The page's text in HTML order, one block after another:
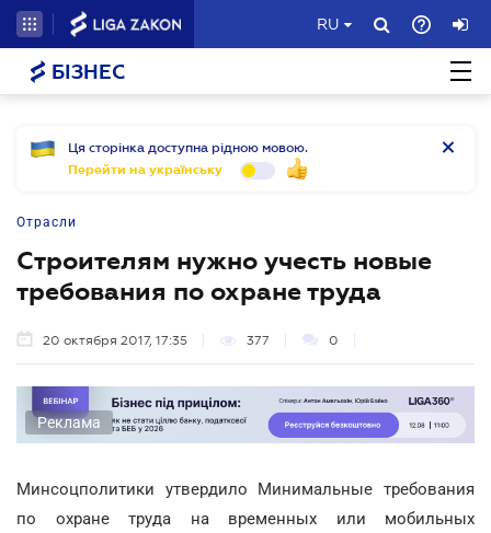
RU
БІЗНЕС
Ця сторінка доступна рідною мовою.
Перейти на українську
Отрасли
Строителям нужно учесть новые
требования по охране труда
20 октября 2017, 17:35 377 0
Реклама
Минсоцполитики утвердило Минимальные требования
по охране труда на временных или мобильных